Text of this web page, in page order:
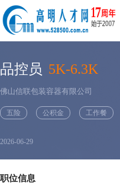
品控员 5K-6.3K
佛山信联包装容器有限公司
五险 公积金 工作餐
2026-06-29
职位信息